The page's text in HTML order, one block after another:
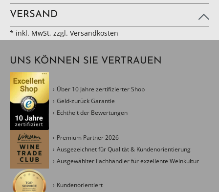
VERSAND
* inkl. MwSt, zzgl. Versandkosten
UNS KÖNNEN SIE VERTRAUEN
Über 10 Jahre zertifizierter Shop
Geld-zurück Garantie
Echtheit der Bewertungen
Premium Partner 2026
Ausgezeichnet für Qualität & Kundenorientierung
Ausgewählter Fachhändler für exzellente Weinkultur
Kundenorientiert